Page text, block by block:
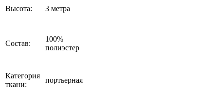
Высота: 3 метра
Состав:
100%
полиэстер
Категория
ткани:
портьерная